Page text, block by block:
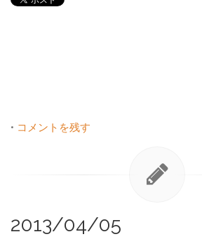
• コメントを残す
2013/04/05